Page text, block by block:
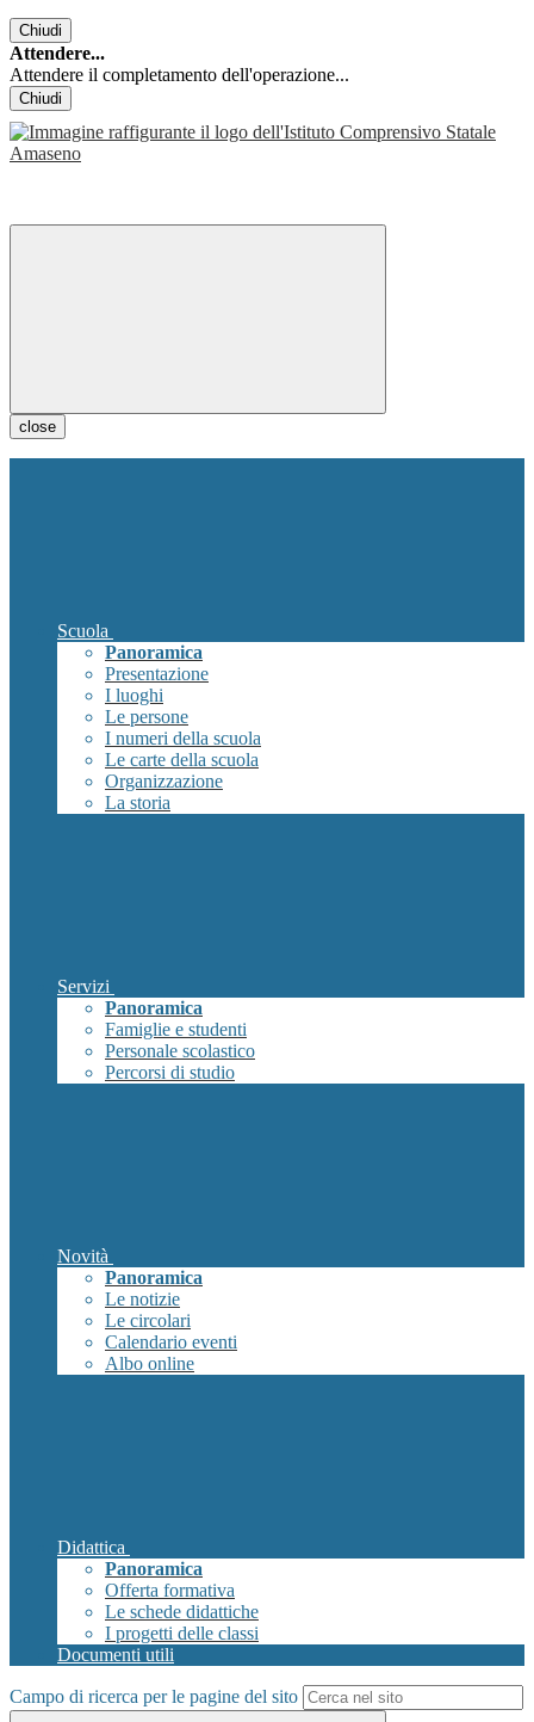
Chiudi
Attendere...
Attendere il completamento dell'operazione...
Chiudi
close
Scuola
Panoramica
Presentazione
I luoghi
Le persone
I numeri della scuola
Le carte della scuola
Organizzazione
La storia
Servizi
Panoramica
Famiglie e studenti
Personale scolastico
Percorsi di studio
Novità
Panoramica
Le notizie
Le circolari
Calendario eventi
Albo online
Didattica
Panoramica
Offerta formativa
Le schede didattiche
I progetti delle classi
Documenti utili
Campo di ricerca per le pagine del sito